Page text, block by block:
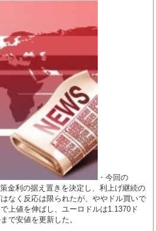
・今回の
金利の据え置きを決定し、利上げ継続の
なく反応は限られたが、ややドル買いで
上値を伸ばし、ユーロドルは1.1370ド
で安値を更新した。